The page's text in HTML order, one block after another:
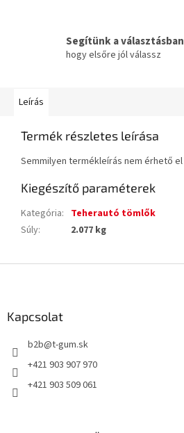
Segítünk a választásban
hogy elsőre jól válassz
Leírás
Termék részletes leírása
Semmilyen termékleírás nem érhető el
Kiegészítő paraméterek
Kategória: Teherautó tömlők
Súly: 2.077 kg
Kapcsolat
b2b@t-gum.sk
+421 903 907 970
+421 903 509 061